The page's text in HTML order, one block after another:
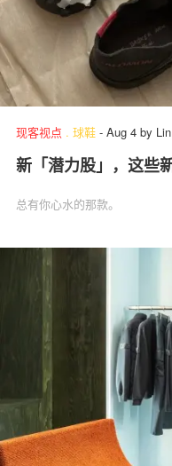
现客视点 . 球鞋 - Aug 4 by Lin
新「潜力股」，这些
总有你心水的那款。